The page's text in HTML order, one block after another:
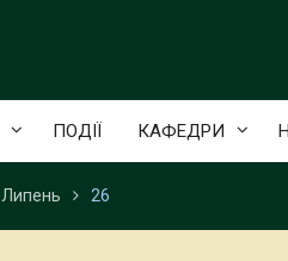
ПОДІЇ КАФЕДРИ
Липень 26